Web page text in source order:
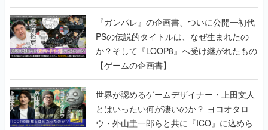
書】
『ガンパレ』の企画書、ついに公開━初代
PSの伝説的タイトルは、なぜ生まれたの
か？そして『LOOP8』へ受け継がれたもの
【ゲームの企画書】
世界が認めるゲームデザイナー・上田文人
とはいったい何が凄いのか？ ヨコオタロ
ウ・外山圭一郎らと共に『ICO』に込めら